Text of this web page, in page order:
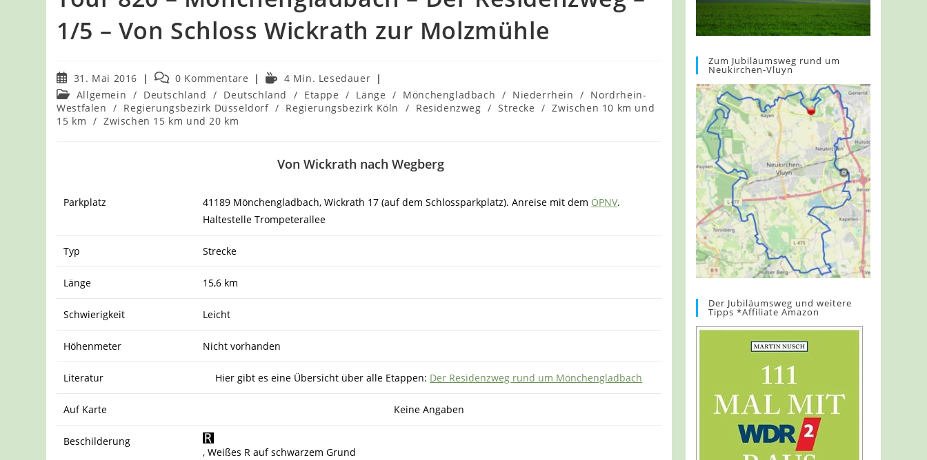
1/5 – Von Schloss Wickrath zur Molzmühle
Beitrag
veröffentlicht:
31. Mai 2016
Beitrags-
Kommentare:
0 Kommentare Lesedauer:
4 Min. Lesedauer
Beitrags-
Kategorie:
Allgemein / Deutschland / Deutschland / Etappe / Länge / Mönchengladbach / Niederrhein / Nordrhein-
Westfalen / Regierungsbezirk Düsseldorf / Regierungsbezirk Köln / Residenzweg / Strecke / Zwischen 10 km und
15 km / Zwischen 15 km und 20 km
Von Wickrath nach Wegberg
Parkplatz 41189 Mönchengladbach, Wickrath 17 (auf dem Schlossparkplatz). Anreise mit dem ÖPNV.
Haltestelle Trompeterallee
Typ Strecke
Länge 15,6 km
Schwierigkeit Leicht
Höhenmeter Nicht vorhanden
Literatur Hier gibt es eine Übersicht über alle Etappen: Der Residenzweg rund um Mönchengladbach
Auf Karte Keine Angaben
Beschilderung
, Weißes R auf schwarzem Grund
Zum Jubiläumsweg rund um
Neukirchen-Vluyn
Der Jubiläumsweg und weitere
Tipps *Affiliate Amazon